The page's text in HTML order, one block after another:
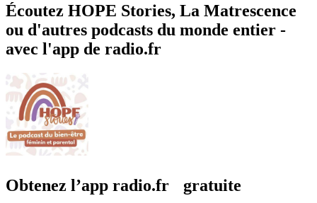
Écoutez HOPE Stories, La Matrescence
ou d'autres podcasts du monde entier -
avec l'app de radio.fr
Obtenez l’app radio.fr gratuite